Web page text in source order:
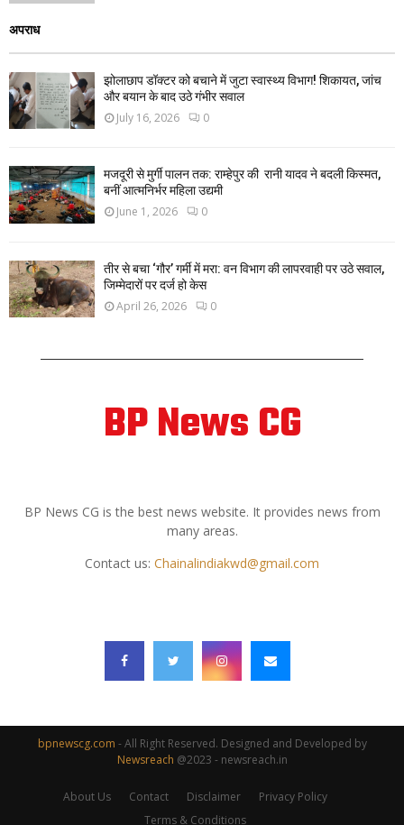
अपराध
झोलाछाप डॉक्टर को बचाने में जुटा स्वास्थ्य विभाग! शिकायत, जांच
और बयान के बाद उठे गंभीर सवाल
July 16, 2026 0
मजदूरी से मुर्गी पालन तक: राम्हेपुर की रानी यादव ने बदली किस्मत,
बनीं आत्मनिर्भर महिला उद्यमी
June 1, 2026 0
तीर से बचा ‘गौर’ गर्मी में मरा: वन विभाग की लापरवाही पर उठे सवाल,
जिम्मेदारों पर दर्ज हो केस
April 26, 2026 0
BP News CG
BP News CG is the best news website. It provides news from
many areas.
Contact us: Chainalindiakwd@gmail.com
bpnewscg.com - All Right Reserved. Designed and Developed by
Newsreach @2023 - newsreach.in
About Us Contact Disclaimer
Privacy Policy
Terms & Conditions